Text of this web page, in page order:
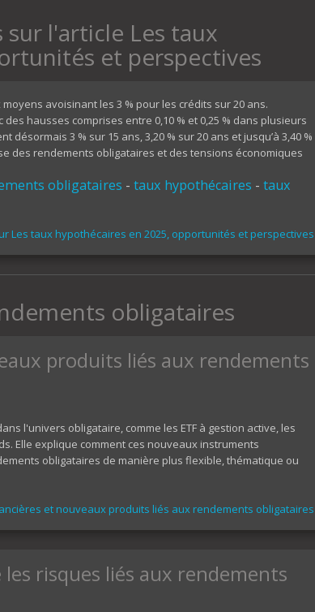
l'article Les taux
et perspectives
avoisinant les 3 % pour les crédits sur 20 ans.
hausses comprises entre 0,10 % et 0,25 % dans plusieurs
3 % sur 15 ans, 3,20 % sur 20 ans et jusqu’à 3,40 %
des rendements obligataires et des tensions économiques
obligataires - taux hypothécaires - taux
Les taux hypothécaires en 2025, opportunités et perspectives
obligataires
produits liés aux rendements
l'univers obligataire, comme les ETF à gestion active, les
Elle explique comment ces nouveaux instruments
obligataires de manière plus flexible, thématique ou
et nouveaux produits liés aux rendements obligataires
risques liés aux rendements